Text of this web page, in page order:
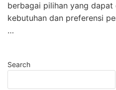
berbagai pilihan yang dapat
kebutuhan dan preferensi
…
Search